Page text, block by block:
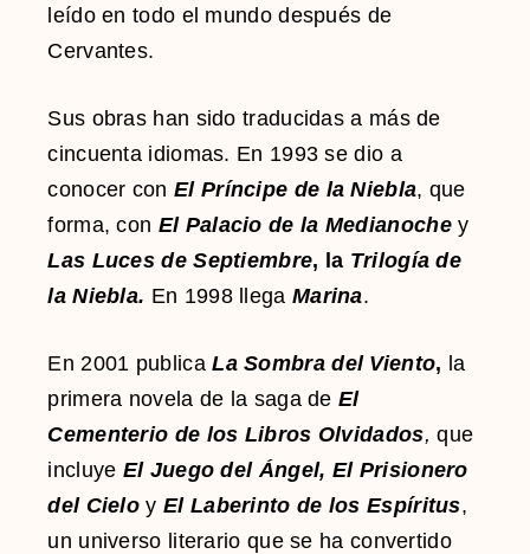
leído en todo el mundo después de
Cervantes.
Sus obras han sido traducidas a más de
cincuenta idiomas. En 1993 se dio a
conocer con El Príncipe de la Niebla, que
forma, con El Palacio de la Medianochey
Las Luces de Septiembre, la Trilogía de
la Niebla. En 1998 llega Marina.
En 2001 publicaLa Sombra del Viento, la
primera novela de la saga deEl
Cementerio de los Libros Olvidados, que
incluye El Juego del Ángel, El Prisionero
del Cielo yEl Laberinto de los Espíritus,
un universo literario que se ha convertido